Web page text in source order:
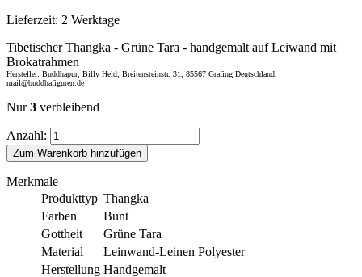
Lieferzeit: 2 Werktage
Tibetischer Thangka - Grüne Tara - handgemalt auf Leiwand mit
Brokatrahmen
Hersteller: Buddhapur, Billy Held, Breitensteinstr. 31, 85567 Grafing Deutschland,
mail@buddhafiguren.de
Nur3 verbleibend
Anzahl:
Zum Warenkorb hinzufügen
Merkmale
Produkttyp Thangka
Farben
Bunt
Gottheit
Grüne Tara
Material
Leinwand-Leinen Polyester
Herstellung Handgemalt